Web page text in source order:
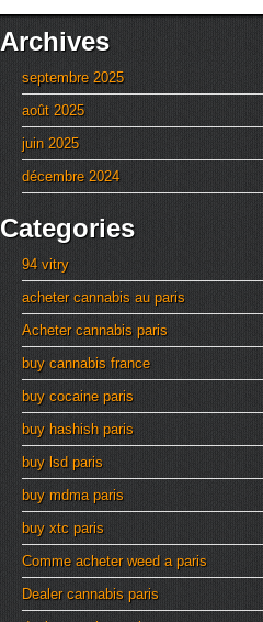
Archives
septembre 2025
août 2025
juin 2025
décembre 2024
Categories
94 vitry
acheter cannabis au paris
Acheter cannabis paris
buy cannabis france
buy cocaine paris
buy hashish paris
buy lsd paris
buy mdma paris
buy xtc paris
Comme acheter weed a paris
Dealer cannabis paris